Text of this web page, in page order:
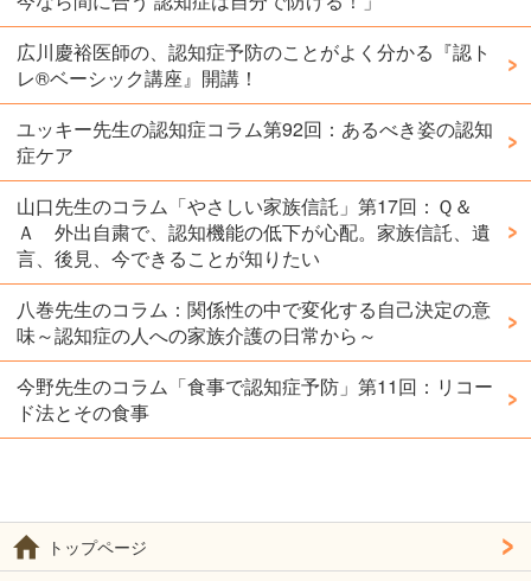
広川慶裕医師の、認知症予防のことがよく分かる『認ト
レ®️ベーシック講座』開講！
ユッキー先生の認知症コラム第92回：あるべき姿の認知
症ケア
山口先生のコラム「やさしい家族信託」第17回：Ｑ＆
Ａ 外出自粛で、認知機能の低下が心配。家族信託、遺
言、後見、今できることが知りたい
八巻先生のコラム：関係性の中で変化する自己決定の意
味～認知症の人への家族介護の日常から～
今野先生のコラム「食事で認知症予防」第11回：リコー
ド法とその食事
トップページ